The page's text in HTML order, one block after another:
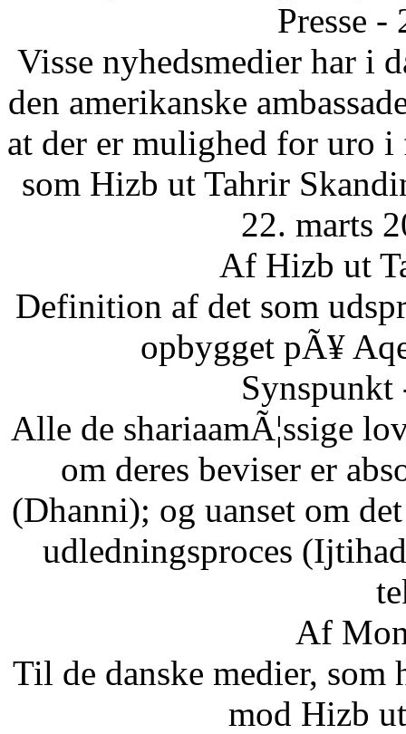
Presse -
Visse nyhedsmedier har i
den amerikanske
at der er mulighed for uro i
som Hizb ut Tahrir
22. marts
Af Hizb ut
Definition af det som
opbygget pÃ¥
Synspunkt
Alle de shariaamÃ¦ssige
om deres beviser er
(Dhanni); og uanset om
udledningsproces
Af
Til de danske medier, som
mod Hizb